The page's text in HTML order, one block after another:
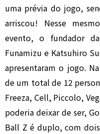
uma prévia do jogo,
arriscou! Nesse
evento, o fundador
Funamizu e Katsuhiro
apresentaram o jogo.
de um total de 12
Freeza, Cell, Piccolo,
poderia deixar de ser,
Ball Z é duplo, com